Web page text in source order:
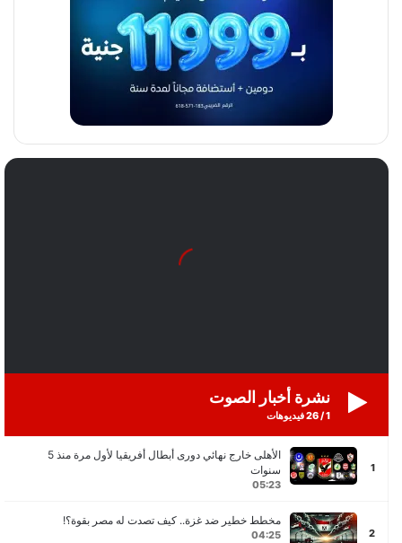
نشرة أخبار الصوت
1
/
26فيديوهات
1
الأهلى خارج نهائي دورى أبطال أفريقيا لأول مرة منذ 5
سنوات
05:23
2
مخطط خطير ضد غزة.. كيف تصدت له مصر بقوة؟!
04:25